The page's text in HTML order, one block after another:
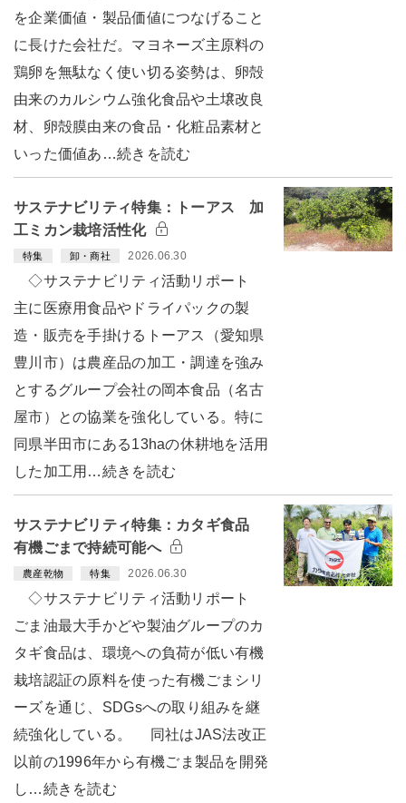
を企業価値・製品価値につなげること
に長けた会社だ。マヨネーズ主原料の
鶏卵を無駄なく使い切る姿勢は、卵殻
由来のカルシウム強化食品や土壌改良
材、卵殻膜由来の食品・化粧品素材と
いった価値あ…続きを読む
サステナビリティ特集：トーアス 加
工ミカン栽培活性化
特集 卸・商社 2026.06.30
◇サステナビリティ活動リポート
主に医療用食品やドライパックの製
造・販売を手掛けるトーアス（愛知県
豊川市）は農産品の加工・調達を強み
とするグループ会社の岡本食品（名古
屋市）との協業を強化している。特に
同県半田市にある13haの休耕地を活用
した加工用…続きを読む
サステナビリティ特集：カタギ食品
有機ごまで持続可能へ
農産乾物 特集 2026.06.30
◇サステナビリティ活動リポート
ごま油最大手かどや製油グループのカ
タギ食品は、環境への負荷が低い有機
栽培認証の原料を使った有機ごまシリ
ーズを通じ、SDGsへの取り組みを継
続強化している。 同社はJAS法改正
以前の1996年から有機ごま製品を開発
し…続きを読む